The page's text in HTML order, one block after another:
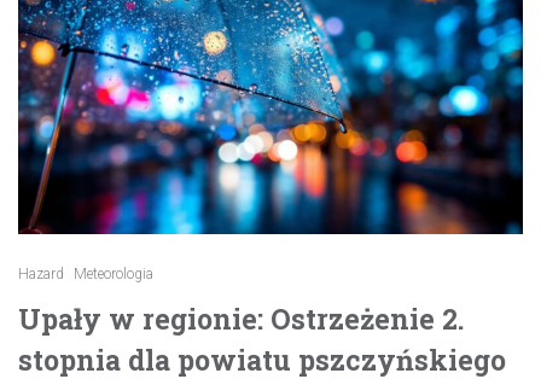
Hazard Meteorologia
Upały w regionie: Ostrzeżenie 2.
stopnia dla powiatu pszczyńskiego